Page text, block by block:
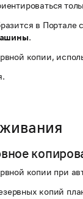
в
.
копии,
копии при
копий